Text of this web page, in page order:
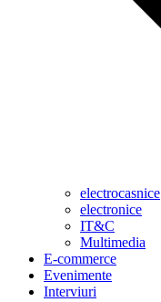
electrocasnice
electronice
IT&C
Multimedia
E-commerce
Evenimente
Interviuri